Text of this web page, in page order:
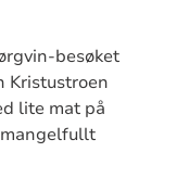
besøket
Kristustroen
lite mat på